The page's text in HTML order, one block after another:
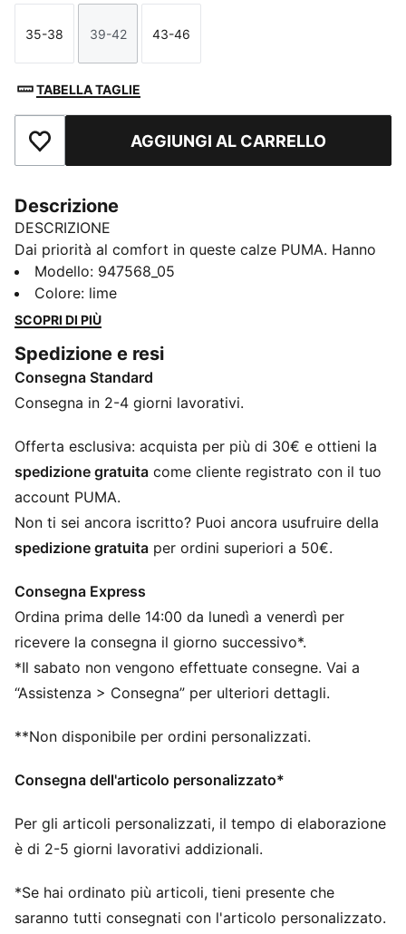
Taglia
35-38
Taglia
39-42
Taglia
43-46
TABELLA TAGLIE
Aggiungi ai PreferitiAGGIUNGI AL CARRELLO
Descrizione
DESCRIZIONE
Dai priorità al comfort in queste calze PUMA. Hanno
una sensazione morbida contro la pelle per portare
facilità alle tue attività quotidiane. Una cucitura piatta
aiuta a ridurre le irritazioni in modo da poter rimanere
DETTAGLI
Stile confortevole
Cucitura piatta in punta
Un must-have per tutti i giorni
Confezione singola
85% Cotone, 13% Poliestere, 1% Elastan, 1%
Modello: 947568_05
Colore: lime
SCOPRI DI PIÙ
Spedizione e resi
Consegna Standard
Consegna in 2-4 giorni lavorativi.
Offerta esclusiva: acquista per più di 30€ e ottieni la
spedizione gratuita come cliente registrato con il tuo
account PUMA.
Non ti sei ancora iscritto? Puoi ancora usufruire della
spedizione gratuita per ordini superiori a 50€.
Consegna Express
Ordina prima delle 14:00 da lunedì a venerdì per
ricevere la consegna il giorno successivo*.
*Il sabato non vengono effettuate consegne. Vai a
“Assistenza > Consegna” per ulteriori dettagli.
**Non disponibile per ordini personalizzati.
Consegna dell'articolo personalizzato*
Per gli articoli personalizzati, il tempo di elaborazione
è di 2-5 giorni lavorativi addizionali.
*Se hai ordinato più articoli, tieni presente che
saranno tutti consegnati con l'articolo personalizzato.